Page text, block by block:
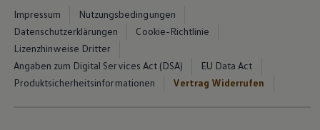
Impressum
Nutzungsbedingungen
Datenschutzerklärungen
Cookie-Richtlinie
Lizenzhinweise Dritter
Angaben zum Digital Services Act (DSA)
EU Data Act
Produktsicherheitsinformationen
Vertrag Widerrufen